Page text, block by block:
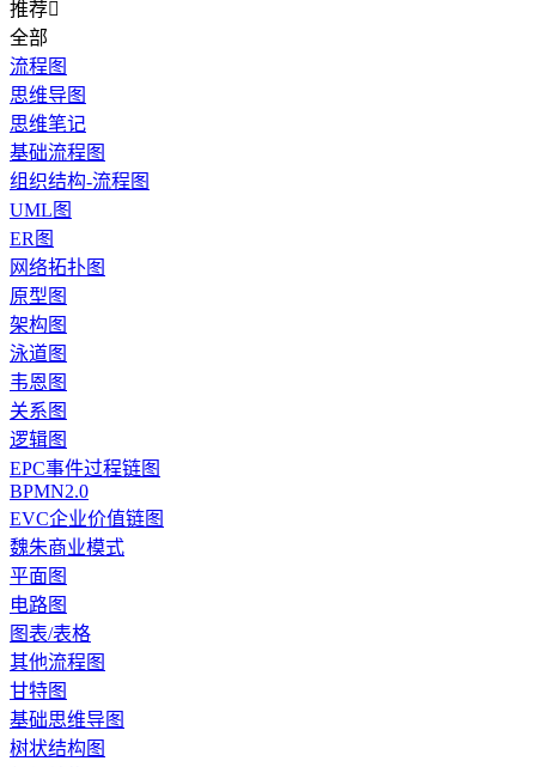
推荐
全部
流程图
思维导图
思维笔记
基础流程图
组织结构-流程图
UML图
ER图
网络拓扑图
原型图
架构图
泳道图
韦恩图
关系图
逻辑图
EPC事件过程链图
BPMN2.0
EVC企业价值链图
魏朱商业模式
平面图
电路图
图表/表格
其他流程图
甘特图
基础思维导图
树状结构图